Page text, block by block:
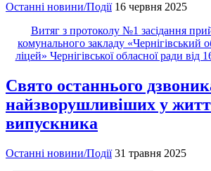
Останні новини/Події 16 червня 2025
Витяг з протоколу №1 засідання
комунального закладу «Чернігівський
ліцей» Чернігівської обласної ради від
Свято останнього
найзворушливіших у
випускника
Останні новини/Події 31 травня 2025